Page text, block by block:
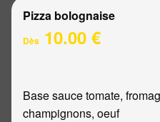
Pizza bolognaise
Dès 10.00 €
Base sauce tomate,
champignons, oeuf